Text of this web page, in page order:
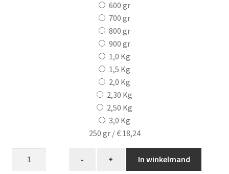
600 gr
700 gr
800 gr
900 gr
1,0 Kg
1,5 Kg
2,0 Kg
2,30 Kg
2,50 Kg
3,0 Kg
250 gr /€ 18,24
- + In winkelmand